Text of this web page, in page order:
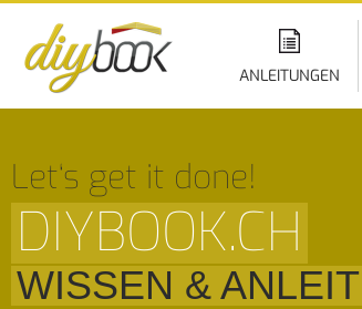
ANLEITUNGEN
Let‘s get it done!
DIYBOOK.CH
WISSEN &